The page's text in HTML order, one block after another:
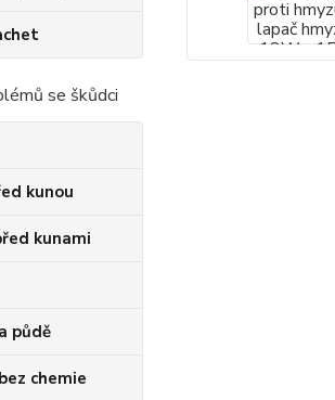
se škůdci
kunou
kunami
půdě
chemie